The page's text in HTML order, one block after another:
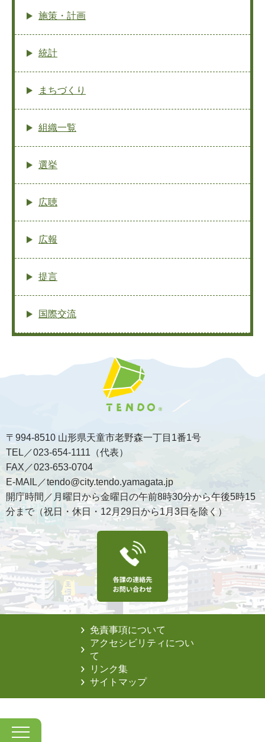
施策・計画
統計
まちづくり
組織一覧
選挙
広聴
広報
提言
国際交流
〒994-8510 山形県天童市老野森一丁目1番1号
TEL／023-654-1111（代表）
FAX／023-653-0704
E-MAIL／tendo@city.tendo.yamagata.jp
開庁時間／月曜日から金曜日の午前8時30分から午後5時15
分まで（祝日・休日・12月29日から1月3日を除く）
免責事項について
アクセシビリティについ
て
リンク集
サイトマップ